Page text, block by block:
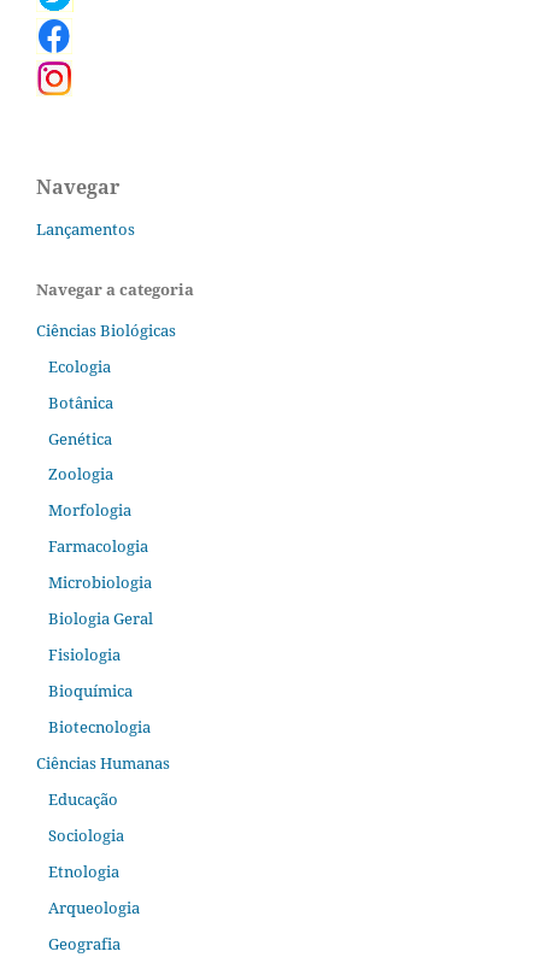
Navegar
Lançamentos
Navegar a categoria
Ciências Biológicas
Ecologia
Botânica
Genética
Zoologia
Morfologia
Farmacologia
Microbiologia
Biologia Geral
Fisiologia
Bioquímica
Biotecnologia
Ciências Humanas
Educação
Sociologia
Etnologia
Arqueologia
Geografia